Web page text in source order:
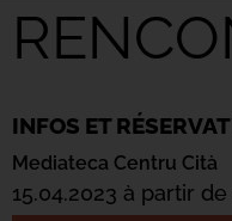
INFOS ET
Mediateca Centru Cità
15.04.2023 à partir de